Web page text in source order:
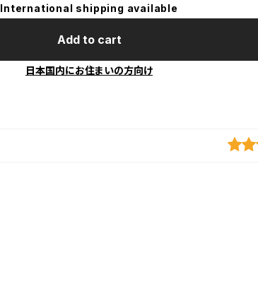
International shipping available
Add to cart
日本国内にお住まいの方向け